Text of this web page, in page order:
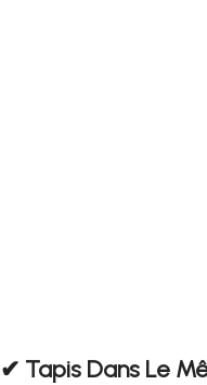
✔︎ Tapis Dans Le